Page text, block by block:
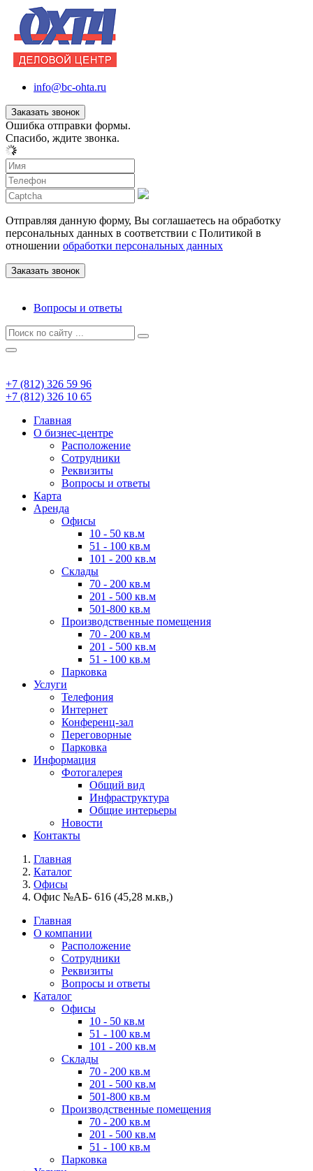
info@bc-ohta.ru
Заказать звонок
Ошибка отправки формы.
Спасибо, ждите звонка.
Отправляя данную форму, Вы соглашаетесь на обработку
персональных данных в соответствии с Политикой в
отношении обработки персональных данных
Вопросы и ответы
+7 (812) 326 59 96
+7 (812) 326 10 65
Главная
О бизнес-центре
Расположение
Сотрудники
Реквизиты
Вопросы и ответы
Карта
Аренда
Офисы
10 - 50 кв.м
51 - 100 кв.м
101 - 200 кв.м
Склады
70 - 200 кв.м
201 - 500 кв.м
501-800 кв.м
Производственные помещения
70 - 200 кв.м
201 - 500 кв.м
51 - 100 кв.м
Парковка
Услуги
Телефония
Интернет
Конференц-зал
Переговорные
Парковка
Информация
Фотогалерея
Общий вид
Инфраструктура
Общие интерьеры
Новости
Контакты
Главная
Каталог
Офисы
Офис №АБ- 616 (45,28 м.кв,)
Главная
О компании
Расположение
Сотрудники
Реквизиты
Вопросы и ответы
Каталог
Офисы
10 - 50 кв.м
51 - 100 кв.м
101 - 200 кв.м
Склады
70 - 200 кв.м
201 - 500 кв.м
501-800 кв.м
Производственные помещения
70 - 200 кв.м
201 - 500 кв.м
51 - 100 кв.м
Парковка